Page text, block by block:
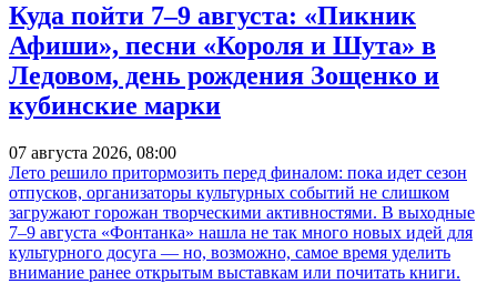
Куда пойти 7–9 августа: «Пикник
Афиши», песни «Короля и Шута» в
Ледовом, день рождения Зощенко и
кубинские марки
07 августа 2026, 08:00
Лето решило притормозить перед финалом: пока идет сезон
отпусков, организаторы культурных событий не слишком
загружают горожан творческими активностями. В выходные
7–9 августа «Фонтанка» нашла не так много новых идей для
культурного досуга — но, возможно, самое время уделить
внимание ранее открытым выставкам или почитать книги.